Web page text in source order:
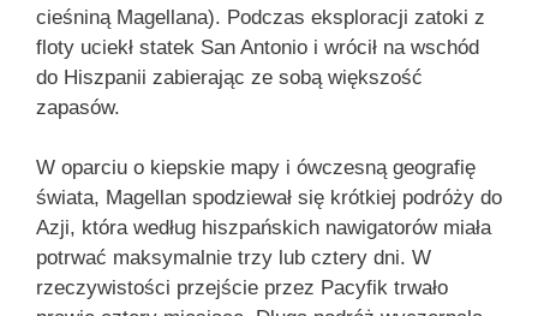
cieśniną Magellana). Podczas eksploracji zatoki z
floty uciekł statek San Antonio i wrócił na wschód
do Hiszpanii zabierając ze sobą większość
zapasów.
W oparciu o kiepskie mapy i ówczesną geografię
świata, Magellan spodziewał się krótkiej podróży do
Azji, która według hiszpańskich nawigatorów miała
potrwać maksymalnie trzy lub cztery dni. W
rzeczywistości przejście przez Pacyfik trwało